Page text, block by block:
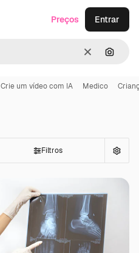
Limpar
Preços Entrar
Crie um vídeo com IA Medico
Filtros